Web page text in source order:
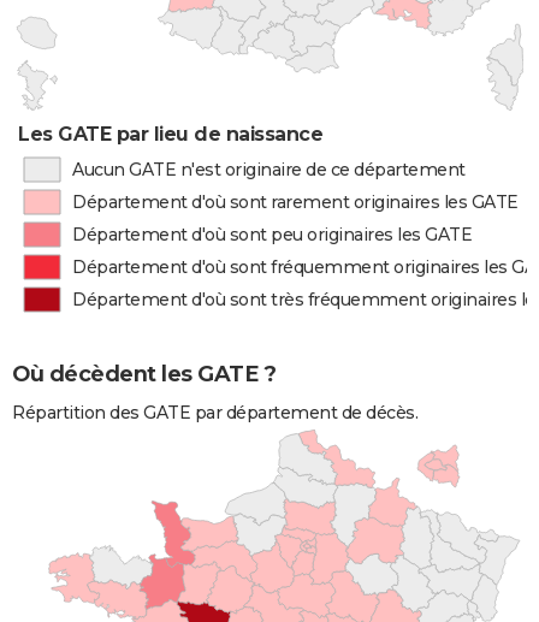
Les GATE par lieu de naissance
Aucun GATE n'est originaire de ce département
Département d'où sont rarement originaires les GATE
Département d'où sont peu originaires les GATE
Département d'où sont fréquemment originaires les
Département d'où sont très fréquemment originaires
Où décèdent les GATE ?
Répartition des GATE par département de décès.